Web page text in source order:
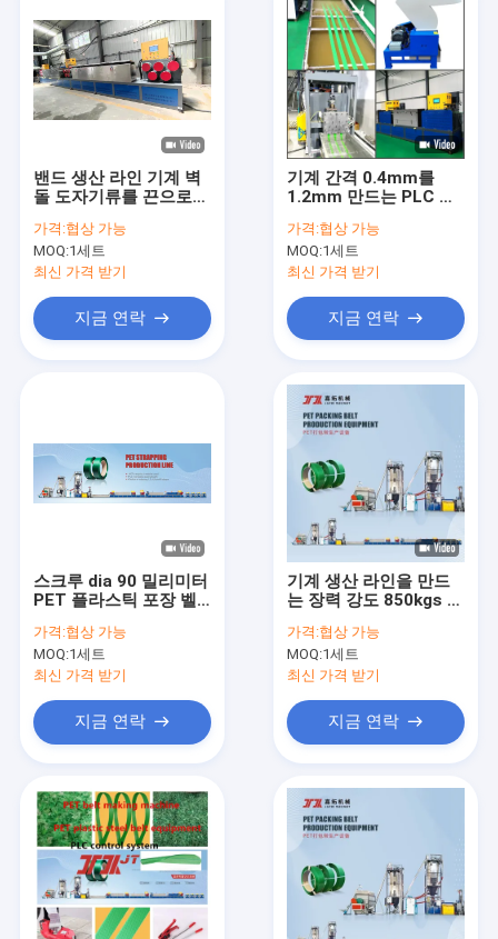
VR 쇼
저희와 연락
뉴스
PP 스트랩 만드는 기계
기계를 만드는 PET 스트랩
밴드 생산 라인 기계 벽
돌 도자기류를 끈으로
가격:협상 가능
MOQ:1세트
최신 가격 받기
지금 연락
기계 간격 0.4mm를
1.2mm 만드는 PLC 통
박
가격:협상 가능
MOQ:1세트
최신 가격 받기
지금 연락
스크루 dia 90 밀리미터
PET 플라스틱 포장 벨
가격:협상 가능
MOQ:1세트
최신 가격 받기
지금 연락
기계 생산 라인을 만드
는 장력 강도 850kgs 플
가격:협상 가능
MOQ:1세트
최신 가격 받기
지금 연락